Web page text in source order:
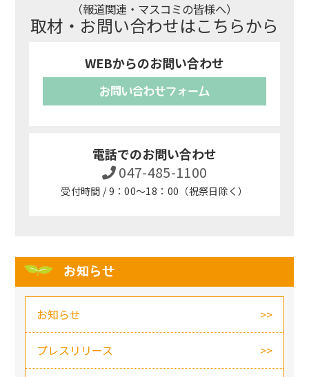
（報道関連・マスコミの皆様へ）
取材・お問い合わせはこちらから
WEBからのお問い合わせ
お問い合わせフォーム
電話でのお問い合わせ
047-485-1100
受付時間 / 9：00～18：00（祝祭日除く）
お知らせ
お知らせ
プレスリリース